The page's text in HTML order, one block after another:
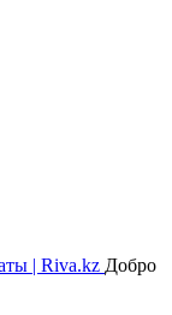
Добро